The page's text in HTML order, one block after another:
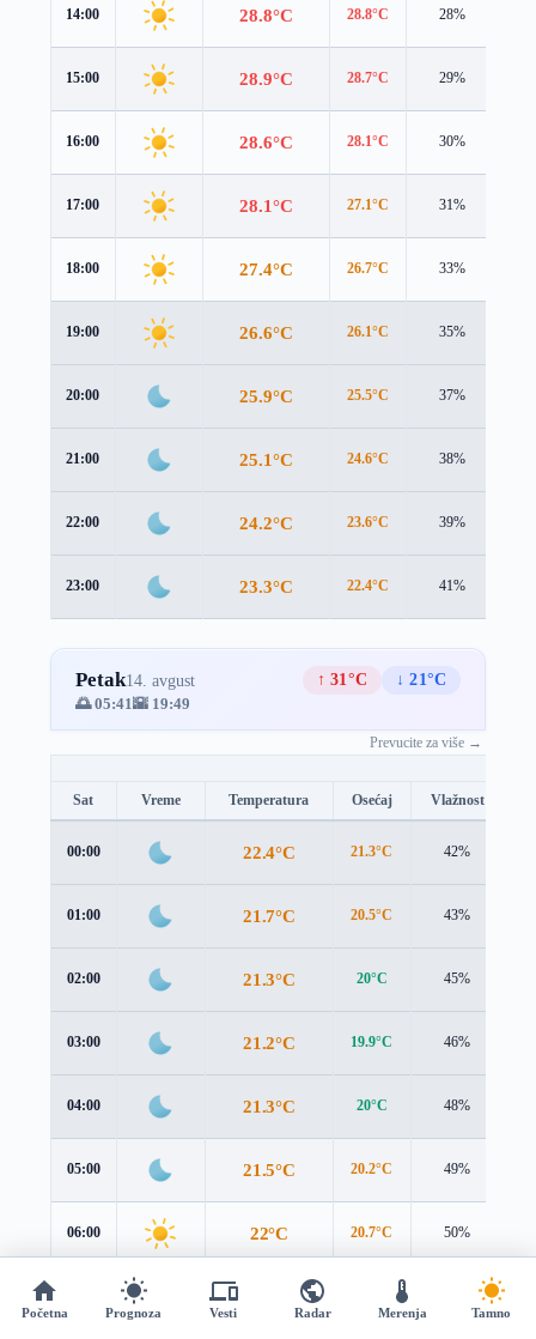
14:00 28.8°C 28.8°C 28%
15:00 28.9°C 28.7°C 29%
16:00 28.6°C 28.1°C 30%
17:00 28.1°C 27.1°C 31%
18:00 27.4°C 26.7°C 33%
19:00 26.6°C 26.1°C 35%
20:00 25.9°C 25.5°C 37%
21:00 25.1°C 24.6°C 38%
22:00 24.2°C 23.6°C 39%
23:00 23.3°C 22.4°C 41%
Petak14. avgust ↑ 31°C
↓ 21°C
🌅 05:41🌇 19:49
Prevucite za više →
Sat Vreme Temperatura Osećaj Vlažnost
00:00 22.4°C 21.3°C 42%
01:00 21.7°C 20.5°C 43%
02:00 21.3°C 20°C 45%
03:00 21.2°C 19.9°C 46%
04:00 21.3°C 20°C 48%
05:00 21.5°C 20.2°C 49%
06:00 22°C 20.7°C 50%
Početna Prognoza Vesti Radar Merenja Tamno